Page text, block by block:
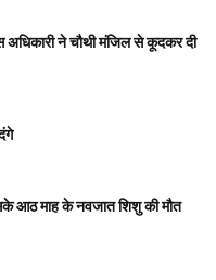
ने चौथी मंजिल से कूदकर दी
आठ माह के नवजात शिशु की मौत